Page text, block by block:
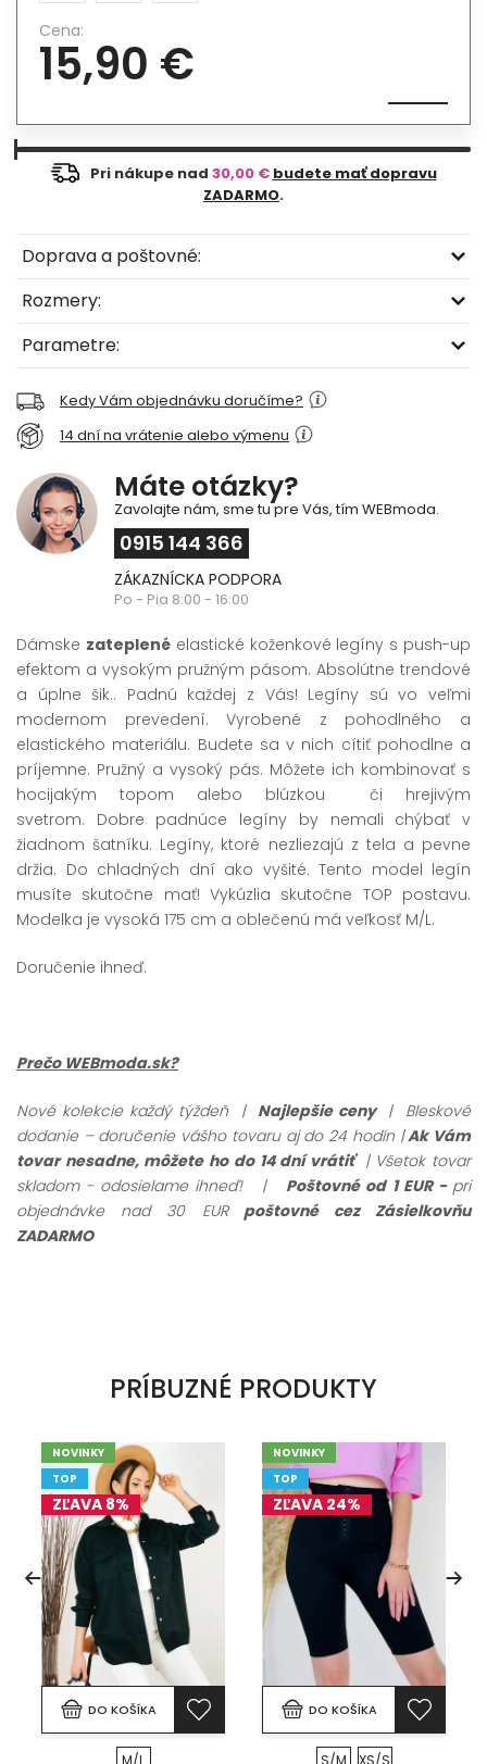
Cena:
15,90 €
Pri nákupe nad 30,00 € budete mať dopravu
ZADARMO.
Doprava a poštovné:
Rozmery:
Parametre:
Kedy Vám objednávku doručíme?
14 dní na vrátenie alebo výmenu
Máte otázky?
Zavolajte nám, sme tu pre Vás, tím WEBmoda.
0915 144 366
ZÁKAZNÍCKA PODPORA
Po - Pia 8:00 - 16:00
Dámske zateplenéelastické koženkové legíny s push-up
efektom a vysokým pružným pásom. Absolútne trendové
a úplne šik.. Padnú každej z Vás! Legíny sú vo veľmi
modernom prevedení. Vyrobené z pohodlného a
elastického materiálu. Budete sa v nich cítiť pohodlne a
príjemne. Pružný a vysoký pás. Môžete ich kombinovať s
hocijakým topom alebo blúzkou či hrejivým
svetrom. Dobre padnúce legíny by nemali chýbať v
žiadnom šatníku. Legíny, ktoré nezliezajú z tela a pevne
držia. Do chladných dní ako vyšité. Tento model legín
musíte skutočne mať! Vykúzlia skutočne TOP postavu.
Modelka je vysoká 175 cm a oblečenú má veľkosť M/L.
Doručenie ihneď.
Prečo WEBmoda.sk?
Nové kolekcie každý týždeň |Najlepšie ceny | Bleskové
dodanie – doručenie vášho tovaru aj do 24 hodín |Ak Vám
tovar nesadne, môžete ho do 14 dní vrátiť | Všetok tovar
skladom - odosielame ihneď!
| Poštovné od 1 EUR - pri
objednávke nad 30 EURpoštovné cez Zásielkovňu
ZADARMO
PRÍBUZNÉ PRODUKTY
NOVINKY
TOP
ZĽAVA 8%
DO KOŠÍKA
NOVINKY
TOP
ZĽAVA 24%
DO KOŠÍKA